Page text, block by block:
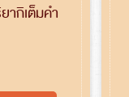
ากิเต็มคำ